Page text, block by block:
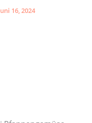
16, 2024